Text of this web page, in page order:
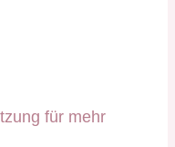
für mehr